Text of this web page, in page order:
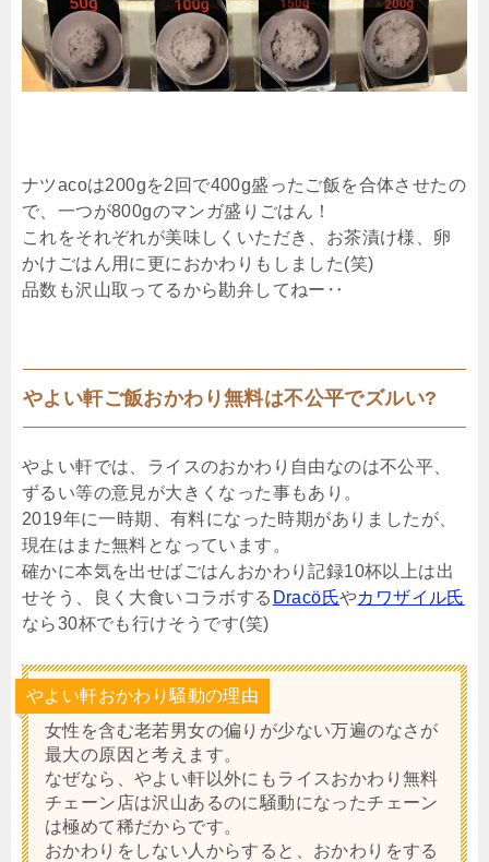
ナツacoは200gを2回で400g盛ったご飯を合体させたの
で、一つが800gのマンガ盛りごはん！
これをそれぞれが美味しくいただき、お茶漬け様、卵
かけごはん用に更におかわりもしました(笑)
品数も沢山取ってるから勘弁してねー‥
やよい軒ご飯おかわり無料は不公平でズルい?
やよい軒では、ライスのおかわり自由なのは不公平、
ずるい等の意見が大きくなった事もあり。
2019年に一時期、有料になった時期がありましたが、
現在はまた無料となっています。
確かに本気を出せばごはんおかわり記録10杯以上は出
せそう、良く大食いコラボする Dracö氏やカワザイル氏
なら30杯でも行けそうです(笑)
やよい軒おかわり騒動の理由
女性を含む老若男女の偏りが少ない万遍のなさが
最大の原因と考えます。
なぜなら、やよい軒以外にもライスおかわり無料
チェーン店は沢山あるのに騒動になったチェーン
は極めて稀だからです。
おかわりをしない人からすると、おかわりをする